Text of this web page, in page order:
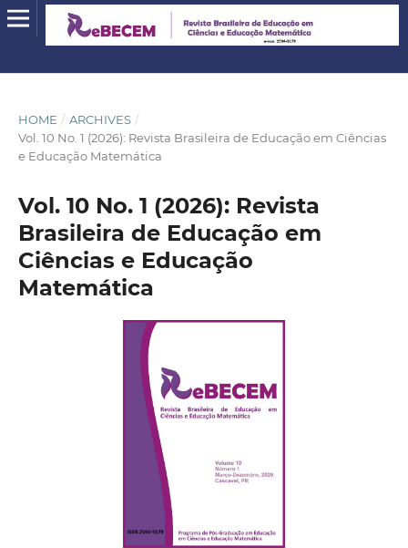
HOME / ARCHIVES /
Vol. 10 No. 1 (2026): Revista Brasileira de Educação em Ciências
e Educação Matemática
Vol. 10 No. 1 (2026): Revista
Brasileira de Educação em
Ciências e Educação
Matemática